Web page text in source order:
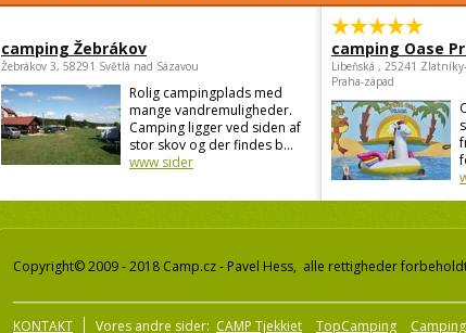
camping Žebrákov
Žebrákov 3, 58291 Světlá nad Sázavou
Rolig campingplads med
mange vandremuligheder.
Camping ligger ved siden af
stor skov og der findes b...
www sider
camping Oase
Libeňská , 25241
Praha-západ
Copyright© 2009 - 2018 Camp.cz - Pavel Hess, alle rettigheder
KONTAKT Vores andre sider: CAMP Tjekkiet TopCamping